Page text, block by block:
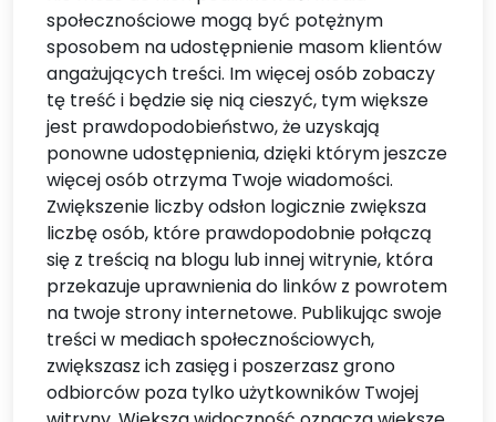
społecznościowe mogą być potężnym
sposobem na udostępnienie masom klientów
angażujących treści. Im więcej osób zobaczy
tę treść i będzie się nią cieszyć, tym większe
jest prawdopodobieństwo, że uzyskają
ponowne udostępnienia, dzięki którym jeszcze
więcej osób otrzyma Twoje wiadomości.
Zwiększenie liczby odsłon logicznie zwiększa
liczbę osób, które prawdopodobnie połączą
się z treścią na blogu lub innej witrynie, która
przekazuje uprawnienia do linków z powrotem
na twoje strony internetowe. Publikując swoje
treści w mediach społecznościowych,
zwiększasz ich zasięg i poszerzasz grono
odbiorców poza tylko użytkowników Twojej